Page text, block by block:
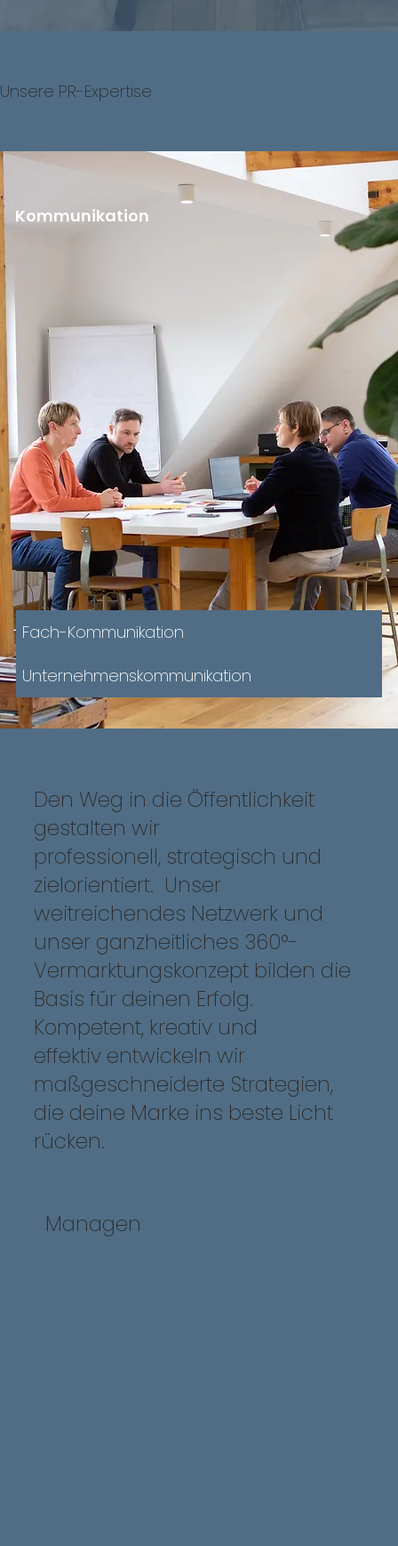
Unsere PR-Expertise
Fach-Kommunikation
Unternehmenskommunikation
Kommunikation
Den Weg in die Öffentlichkeit
gestalten wir
professionell, strategisch und
zielorientiert. Unser
weitreichendes Netzwerk und
unser ganzheitliches 360°-
Vermarktungskonzept bilden die
Basis für deinen Erfolg.
Kompetent, kreativ und
effektiv entwickeln wir
maßgeschneiderte Strategien,
die deine Marke ins beste Licht
rücken.
Managen